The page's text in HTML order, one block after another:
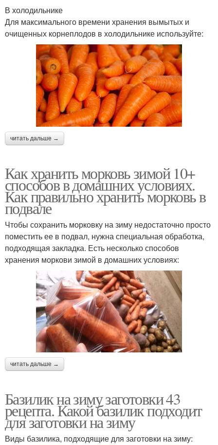
В холодильнике
Для максимального времени хранения вымытых и
очищенных корнеплодов в холодильнике используйте:
читать дальше →
Как хранить морковь зимой 10+
способов в домашних условиях.
Как правильно хранить морковь в
подвале
Чтобы сохранить морковку на зиму недостаточно просто
поместить ее в подвал, нужна специальная обработка,
подходящая закладка. Есть несколько способов
хранения моркови зимой в домашних условиях:
читать дальше →
Базилик на зиму заготовки 43
рецепта. Какой базилик подходит
для заготовки на зиму
Виды базилика, подходящие для заготовки на зиму: